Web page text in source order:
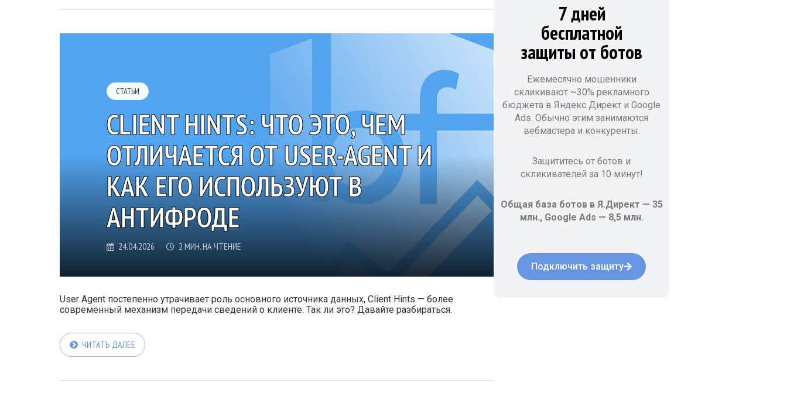
СТАТЬИ
CLIENT HINTS: ЧТО ЭТО, ЧЕМ
ОТЛИЧАЕТСЯ ОТ USER-AGENT И
КАК ЕГО ИСПОЛЬЗУЮТ В
АНТИФРОДЕ
24.04.2026 2 МИН. НА ЧТЕНИЕ
User Agent постепенно утрачивает роль основного источника данных, Client Hints — более
современный механизм передачи сведений о клиенте. Так ли это? Давайте разбираться.
ЧИТАТЬ ДАЛЕЕ
7 дней
бесплатной
защиты от ботов
Ежемесячно мошенники
скликивают ~30% рекламного
бюджета в Яндекс Директ и Google
Ads. Обычно этим занимаются
вебмастера и конкуренты.
Защититесь от ботов и
скликивателей за 10 минут!
Общая база ботов в Я.Директ — 35
млн., Google Ads — 8,5 млн.
Подключить защиту